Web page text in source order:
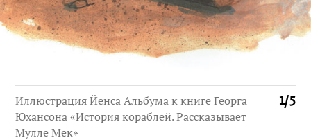
1/5
Иллюстрация Йенса Альбума к книге Георга
Юхансона «История кораблей. Рассказывает
Мулле Мек»